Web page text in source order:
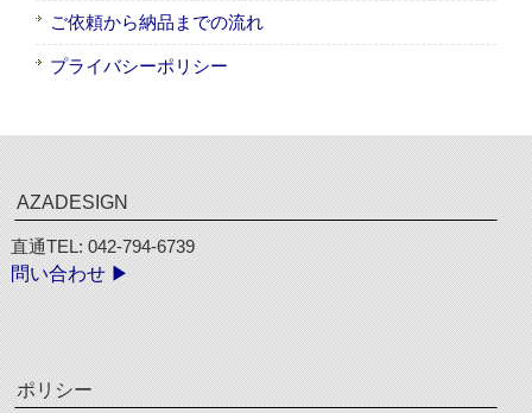
ご依頼から納品までの流れ
プライバシーポリシー
AZADESIGN
直通TEL: 042-794-6739
問い合わせ ▶︎
ポリシー